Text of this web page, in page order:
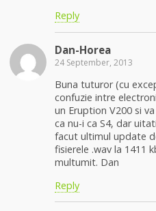
Reply
Dan-Horea
24 September, 2013
Buna tuturor (cu
confuzie intre
un Eruption V200 si
ca nu-i ca S4, dar
facut ultimul update
fisierele .wav la 1411
multumit. Dan
Reply